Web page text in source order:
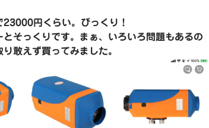
23000円くらい。びっくり！
とそっくりです。まぁ、いろいろ問題もあるの
敢えず買ってみました。